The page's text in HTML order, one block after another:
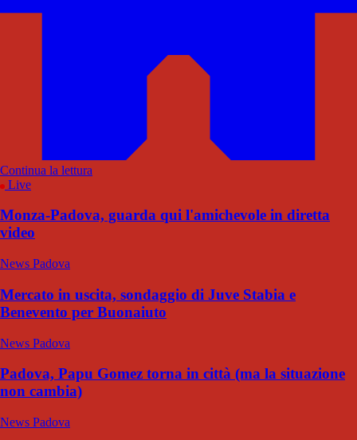
Continua la lettura
Live
Monza-Padova, guarda qui l'amichevole in diretta
video
News Padova
Mercato in uscita, sondaggio di Juve Stabia e
Benevento per Buonaiuto
News Padova
Padova, Papu Gomez torna in città (ma la situazione
non cambia)
News Padova